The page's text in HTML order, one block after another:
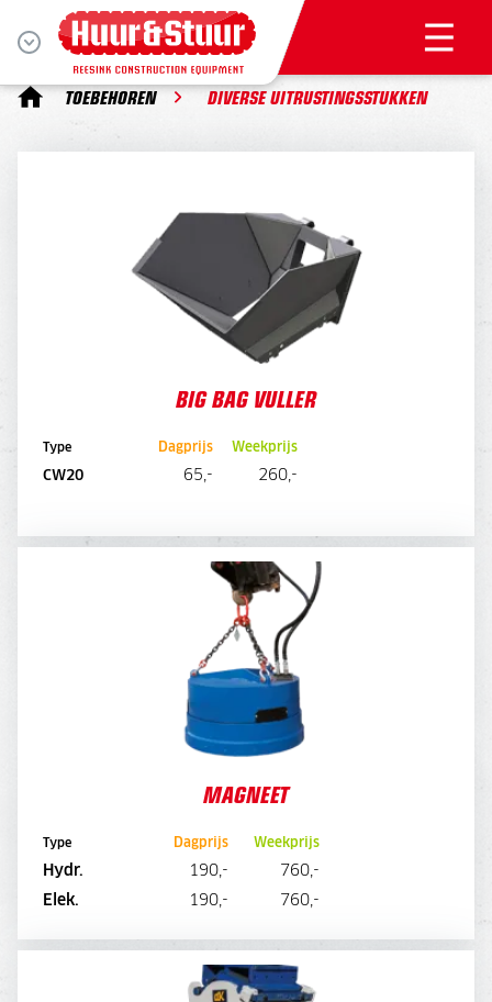
TOEBEHOREN DIVERSE UITRUSTINGSSTUKKEN
BIG BAG VULLER
Type Dagprijs Weekprijs
CW20 65,- 260,-
DIRECT AANVRAGEN
MAGNEET
Type Dagprijs Weekprijs
Hydr. 190,-
760,-
Elek.
190,- 760,-
MAGNEET
VANAF 15 TONS MACHINE
DIRECT AANVRAGEN
VERDICHTINGSWIEL